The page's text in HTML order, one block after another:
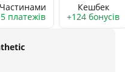
Частинами
5 платежів
Кешбек
+124 бонусів